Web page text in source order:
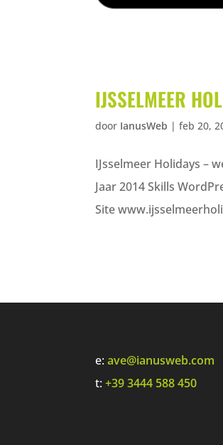
IJSSELMEER
door IanusWeb |feb 20,
IJsselmeer Holidays –
Jaar 2014 Skills
Site
e:ave@ianusweb.com
t:+39 3444 588 450